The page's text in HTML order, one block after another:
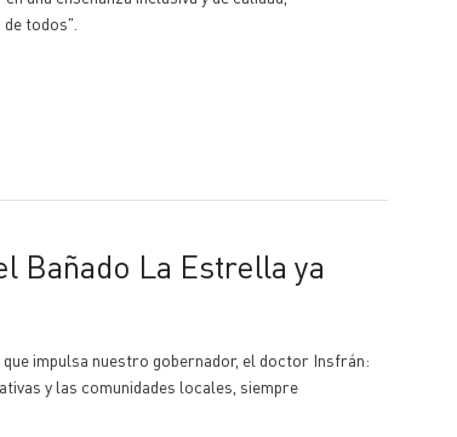
todos".
impulsa nuestro gobernador, el doctor Insfrán:
y las comunidades locales, siempre